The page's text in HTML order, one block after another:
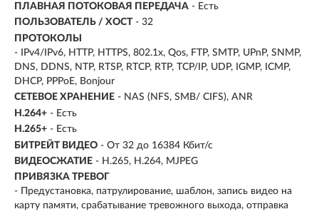
ПЛАВНАЯ ПОТОКОВАЯ ПЕРЕДАЧА - Есть
ПОЛЬЗОВАТЕЛЬ / ХОСТ - 32
ПРОТОКОЛЫ
- IPv4/IPv6, HTTP, HTTPS, 802.1x, Qos, FTP, SMTP, UPnP, SNMP,
DNS, DDNS, NTP, RTSP, RTCP, RTP, TCP/IP, UDP, IGMP, ICMP,
DHCP, PPPoE, Bonjour
СЕТЕВОЕ ХРАНЕНИЕ - NAS (NFS, SMB/ CIFS), ANR
H.264+ - Есть
H.265+ - Есть
БИТРЕЙТ ВИДЕО - От 32 до 16384 Кбит/с
ВИДЕОСЖАТИЕ - H.265, H.264, MJPEG
ПРИВЯЗКА ТРЕВОГ
- Предустановка, патрулирование, шаблон, запись видео на
карту памяти, срабатывание тревожного выхода, отправка